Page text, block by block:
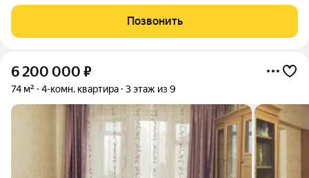
общей площадью 78 м, расположенную на первом этаже. Это
отличный вариант для тех, кто
Позвонить
6 200 000 ₽
74 м² 4-комн. квартира 3 этаж из 9